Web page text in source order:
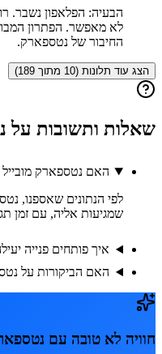
הבעיה: הפלאפון נשבר.
לא מאפשר. הפתרון
החיבור של נטספארק.
הצג עוד תלונות (10 מתוך 189)
שאלות ותשובות על
האם נטספארק מובייל
שמגיעות אליה, עם זמן
איך פותחים פנייה
האם הביקורות על
חוויה לא טובה עם